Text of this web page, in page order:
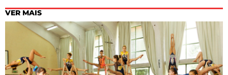
VER MAIS